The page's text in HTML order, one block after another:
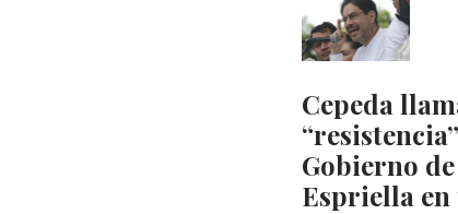
Cepeda
Gobierno
Espriella